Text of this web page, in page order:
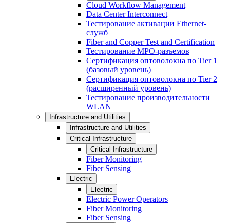
Cloud Workflow Management
Data Center Interconnect
Тестирование активации Ethernet-
служб
Fiber and Copper Test and Certification
Тестирование МРО-разъемов
Сертификация оптоволокна по Tier 1
(базовый уровень)
Сертификация оптоволокна по Tier 2
(расширенный уровень)
Тестирование производительности
WLAN
Infrastructure and Utilities
Infrastructure and Utilities
Critical Infrastructure
Critical Infrastructure
Fiber Monitoring
Fiber Sensing
Electric
Electric
Electric Power Operators
Fiber Monitoring
Fiber Sensing